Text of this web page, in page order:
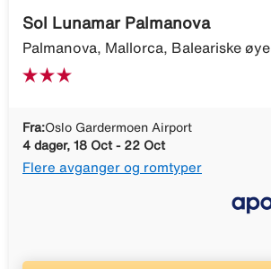
Sol Lunamar Palmanova
Palmanova, Mallorca, Baleariske
Fra:Oslo Gardermoen Airport
4 dager, 18 Oct - 22 Oct
Flere avganger og romtyper